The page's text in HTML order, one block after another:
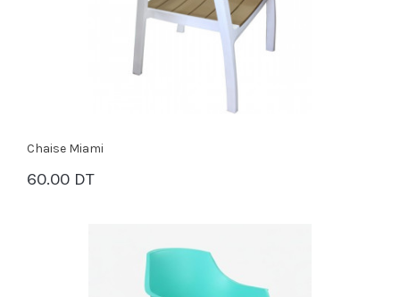
Chaise Miami
60.00 DT
PANIER